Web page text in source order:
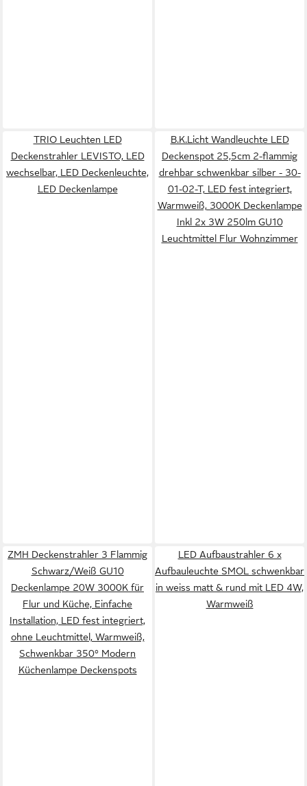
TRIO Leuchten LED
Deckenstrahler LEVISTO, LED
wechselbar, LED Deckenleuchte,
LED Deckenlampe
B.K.Licht Wandleuchte LED
Deckenspot 25,5cm 2-flammig
drehbar schwenkbar silber - 30-
01-02-T, LED fest integriert,
Warmweiß, 3000K Deckenlampe
Inkl 2x 3W 250lm GU10
Leuchtmittel Flur Wohnzimmer
ZMH Deckenstrahler 3 Flammig
Schwarz/Weiß GU10
Deckenlampe 20W 3000K für
Flur und Küche, Einfache
Installation, LED fest integriert,
ohne Leuchtmittel, Warmweiß,
Schwenkbar 350° Modern
Küchenlampe Deckenspots
LED Aufbaustrahler 6 x
Aufbauleuchte SMOL schwenkbar
in weiss matt & rund mit LED 4W,
Warmweiß